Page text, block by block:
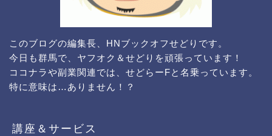
このブログの編集長、HNブックオフせどりです。
今日も群馬で、ヤフオク＆せどりを頑張っています！
ココナラや副業関連では、せどらーFと名乗っています。
特に意味は…ありません！？
講座＆サービス